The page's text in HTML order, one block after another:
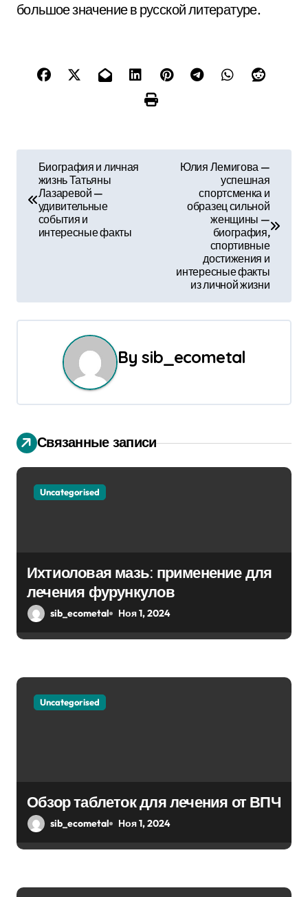
большое значение в русской литературе.
а
о
з
я
м
Биография и личная
жизнь Татьяны
Лазаревой —
удивительные
события и
интересные факты
Юлия Лемигова —
успешная
спортсменка и
образец сильной
женщины —
биография,
спортивные
достижения и
интересные факты
из личной жизни
Bysib_ecometal
Связанные записи
Uncategorised
Ихтиоловая мазь: применение для
лечения фурункулов
sib_ecometal Ноя 1, 2024
Uncategorised
Обзор таблеток для лечения от ВПЧ
sib_ecometal Ноя 1, 2024